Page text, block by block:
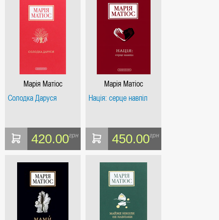
Марія Матіос
Солодка Даруся
420.00грн
Марія Матіос
Нація: серце навпіл
450.00грн